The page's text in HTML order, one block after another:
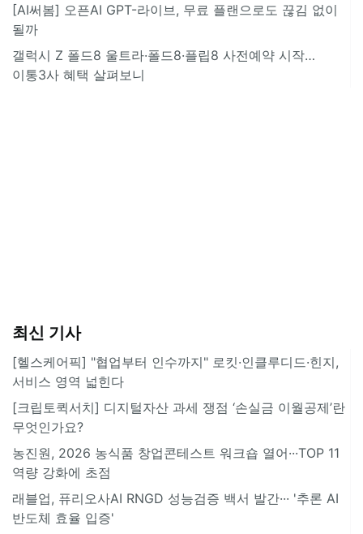
[AI써봄] 오픈AI GPT-라이브, 무료 플랜으로도 끊김 없이
될까
갤럭시 Z 폴드8 울트라·폴드8·플립8 사전예약 시작…
이통3사 혜택 살펴보니
최신 기사
[헬스케어픽] "협업부터 인수까지" 로킷·인클루디드·힌지,
서비스 영역 넓힌다
[크립토퀵서치] 디지털자산 과세 쟁점 ‘손실금 이월공제’란
무엇인가요?
농진원, 2026 농식품 창업콘테스트 워크숍 열어···TOP 11
역량 강화에 초점
래블업, 퓨리오사AI RNGD 성능검증 백서 발간··· '추론 AI
반도체 효율 입증'